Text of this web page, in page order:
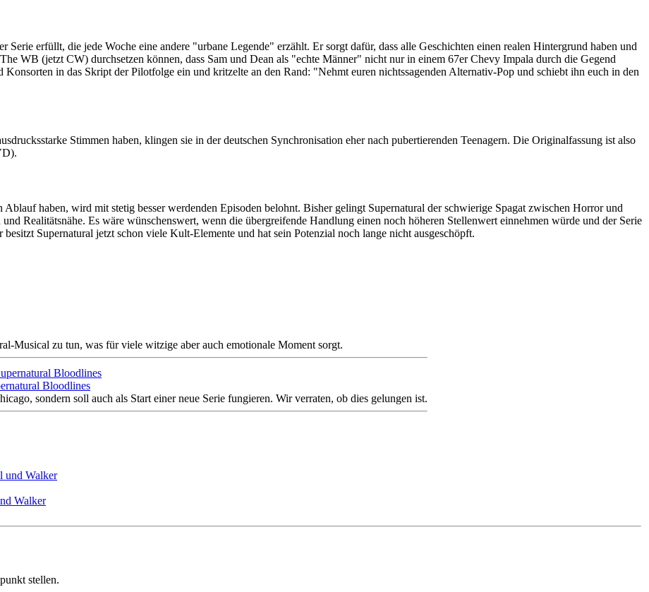
erfüllt, die jede Woche eine andere "urbane Legende" erzählt. Er sorgt dafür, dass alle Geschichten einen realen Hintergrund haben und
WB (jetzt CW) durchsetzen können, dass Sam und Dean als "echte Männer" nicht nur in einem 67er Chevy Impala durch die Gegend
in das Skript der Pilotfolge ein und kritzelte an den Rand: "Nehmt euren nichtssagenden Alternativ-Pop und schiebt ihn euch in den
Stimmen haben, klingen sie in der deutschen Synchronisation eher nach pubertierenden Teenagern. Die Originalfassung ist also
haben, wird mit stetig besser werdenden Episoden belohnt. Bisher gelingt Supernatural der schwierige Spagat zwischen Horror und
Realitätsnähe. Es wäre wünschenswert, wenn die übergreifende Handlung einen noch höheren Stellenwert einnehmen würde und der Serie
Supernatural jetzt schon viele Kult-Elemente und hat sein Potenzial noch lange nicht ausgeschöpft.
Musical zu tun, was für viele witzige aber auch emotionale Moment sorgt.
Bloodlines
sondern soll auch als Start einer neue Serie fungieren. Wir verraten, ob dies gelungen ist.
Walker
stellen.